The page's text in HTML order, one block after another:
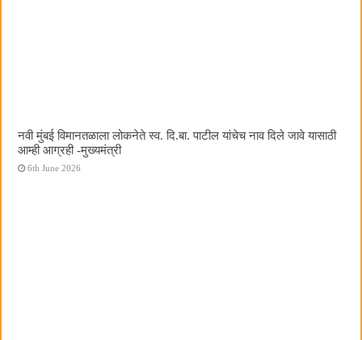
नवी मुंबई विमानतळाला लोकनेते स्व. दि.बा. पाटील यांचेच नाव दिले जावे यासाठी
आम्ही आग्रही -मुख्यमंत्री
6th June 2026